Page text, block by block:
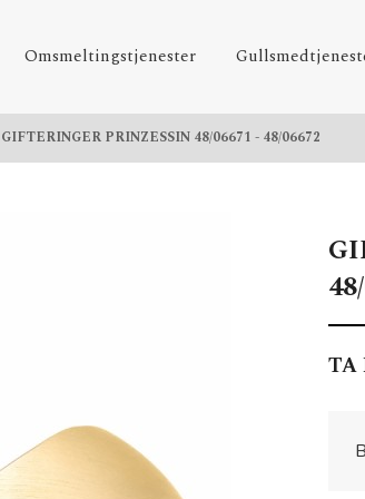
Omsmeltingstjenester
GIFTERINGER PRINZESSIN 48/06671 - 48/06672
TA